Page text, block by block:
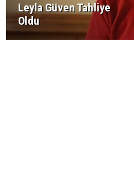
Leyla Güven Tahliye
Oldu